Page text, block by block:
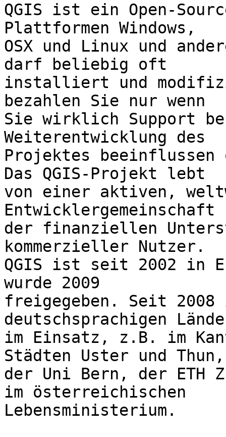
QGIS ist ein Open-
Plattformen Windows,
OSX und Linux und
darf beliebig oft
installiert und
bezahlen Sie nur wenn
Sie wirklich Support
Weiterentwicklung des
Projektes
Das QGIS-Projekt lebt
von einer aktiven,
der finanziellen
kommerzieller Nutzer.
QGIS ist seit 2002 in
wurde 2009
freigegeben. Seit
deutschsprachigen
im Einsatz, z.B. im
Städten Uster und
der Uni Bern, der ETH
im österreichischen
Lebensministerium.